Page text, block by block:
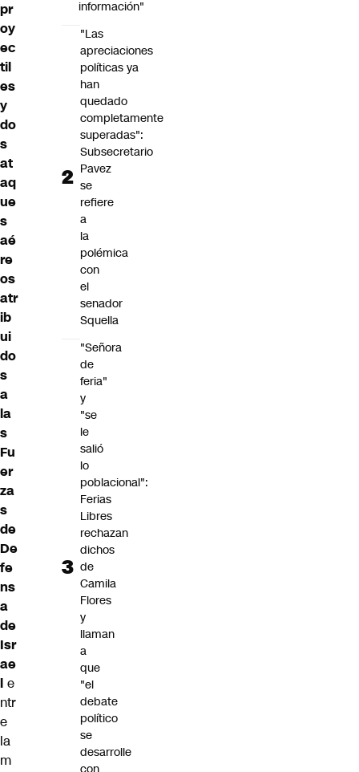
pr
oy
ec
til
es
y
do
s
at
aq
ue
s
aé
re
os
atr
ib
ui
do
s
a
la
s
Fu
er
za
s
de
De
fe
ns
a
de
Isr
ae
l e
ntr
e
la
m
información"
"Las
apreciaciones
políticas ya
han
quedado
completamente
superadas":
Subsecretario
Pavez
se
refiere
a
la
polémica
con
el
senador
Squella
"Señora
de
feria"
y
"se
le
salió
lo
poblacional":
Ferias
Libres
rechazan
dichos
de
Camila
Flores
y
llaman
a
que
"el
debate
político
se
desarrolle
con